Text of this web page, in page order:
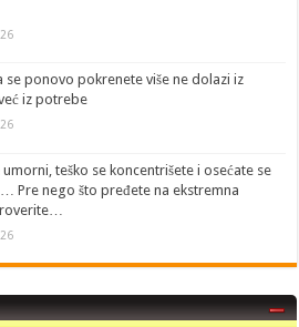
se ponovo pokrenete više ne dolazi iz
iz potrebe
umorni, teško se koncentrišete i osećate se
Pre nego što pređete na ekstremna